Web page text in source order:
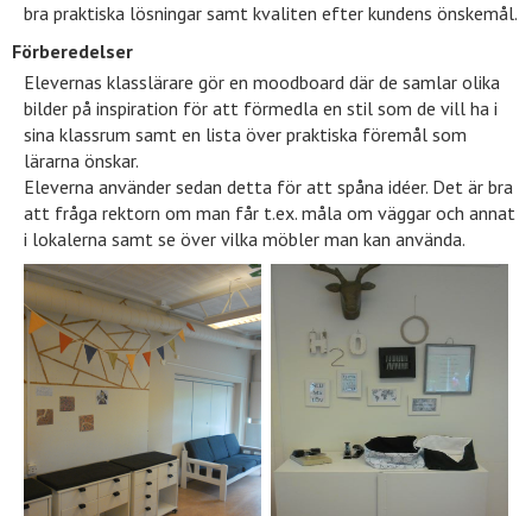
bra praktiska lösningar samt kvaliten efter kundens önskemål.
Förberedelser
Elevernas klasslärare gör en moodboard där de samlar olika
bilder på inspiration för att förmedla en stil som de vill ha i
sina klassrum samt en lista över praktiska föremål som
lärarna önskar.
Eleverna använder sedan detta för att spåna idéer. Det är bra
att fråga rektorn om man får t.ex. måla om väggar och annat
i lokalerna samt se över vilka möbler man kan använda.